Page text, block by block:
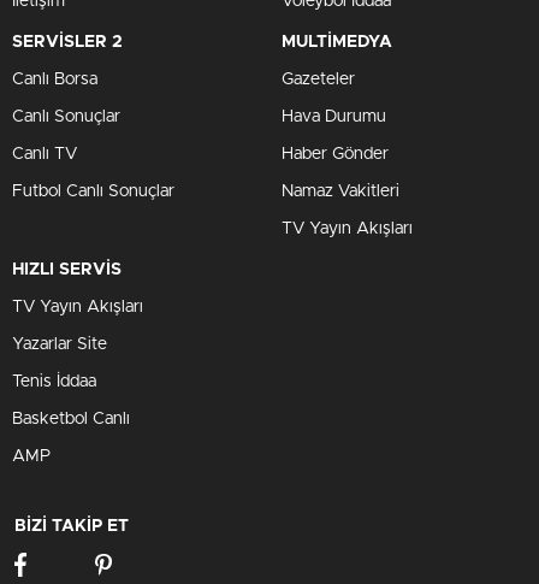
SERVİSLER 2
Canlı Borsa
Canlı Sonuçlar
Canlı TV
Futbol Canlı Sonuçlar
MULTİMEDYA
Gazeteler
Hava Durumu
Haber Gönder
Namaz Vakitleri
TV Yayın Akışları
HIZLI SERVİS
TV Yayın Akışları
Yazarlar Site
Tenis İddaa
Basketbol Canlı
AMP
BİZİ TAKİP ET